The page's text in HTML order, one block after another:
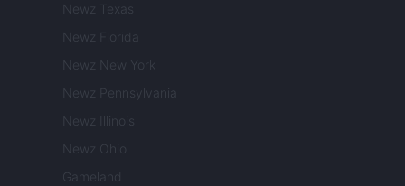
Newz Texas
Newz Florida
Newz New York
Newz Pennsylvania
Newz Illinois
Newz Ohio
Gameland